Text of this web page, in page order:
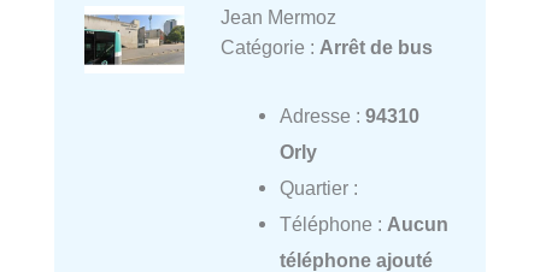
Jean Mermoz
Catégorie : Arrêt de bus
Adresse : 94310
Orly
Quartier :
Téléphone : Aucun
téléphone ajouté